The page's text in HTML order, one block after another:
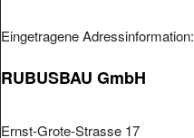
Eingetragene Adressinformation:
RUBUSBAU GmbH
Ernst-Grote-Strasse 17